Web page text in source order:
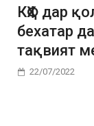
КҲФ дар
бехатар
тақвият
22/07/2022